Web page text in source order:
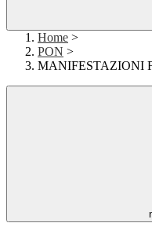
Home >
PON >
MANIFESTAZIONI